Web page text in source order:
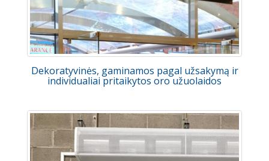
Dekoratyvinės, gaminamos pagal užsakymą ir
individualiai pritaikytos oro užuolaidos